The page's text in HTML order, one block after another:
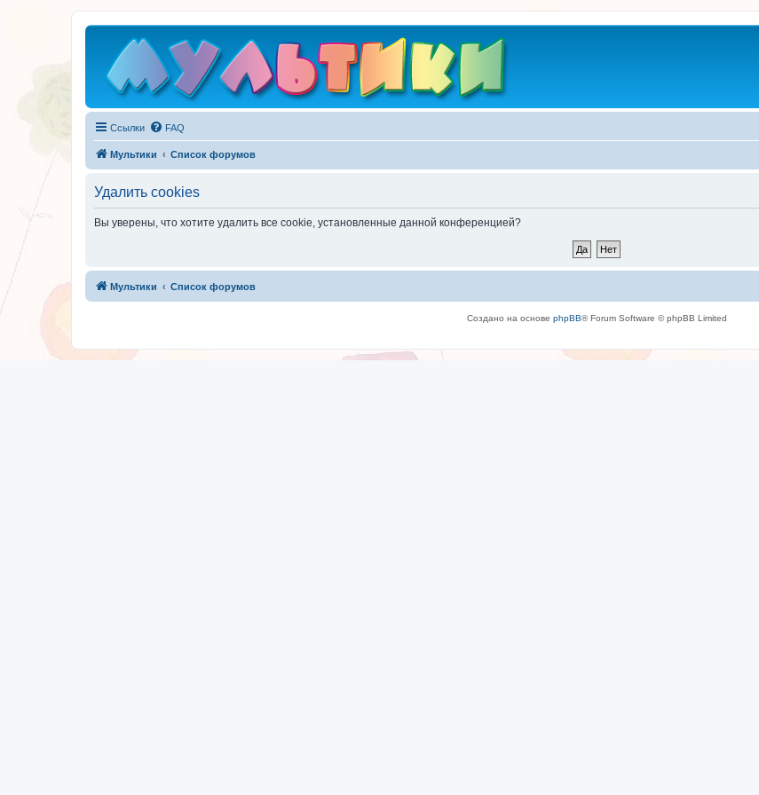
Ссылки FAQ
Мультики Список форумов
Удалить cookies
Вы уверены, что хотите удалить все cookie, установленные данной конференцией?
Мультики Список форумов
Создано на основе phpBB® Forum Software © phpBB Limited